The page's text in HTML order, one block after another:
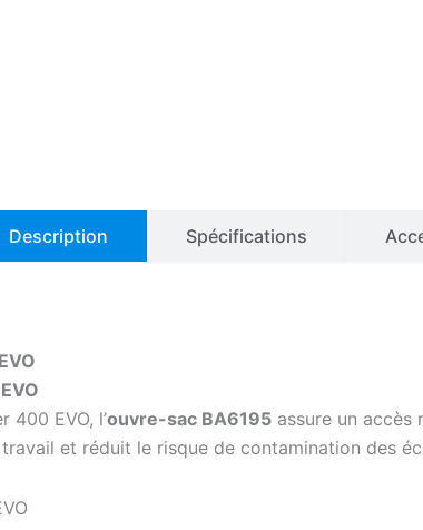
Description Spécifications
400 EVO, l’ouvre-sac BA6195 assure un accès
et réduit le risque de contamination des